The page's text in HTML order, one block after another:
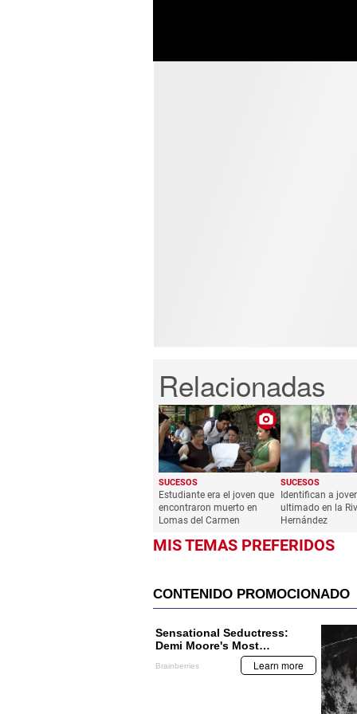
SUCESOS
Estudiante era el joven que
encontraron muerto en
Lomas del Carmen
SUCESOS
Identifican a
ultimado en la
Hernández
MIS TEMAS PREFERIDOS